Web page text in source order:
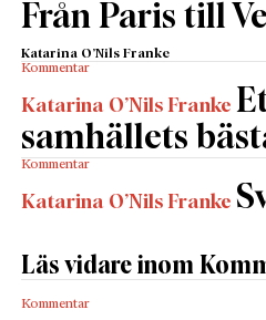
Från Paris till
Katarina O’Nils Franke
Kommentar
Katarina O’Nils Franke
samhällets
Kommentar
Katarina O’Nils Franke
Läs vidare inom
Kommentar